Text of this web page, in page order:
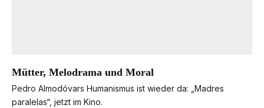
Mütter, Melodrama und Moral
Pedro Almodóvars Humanismus ist wieder da: „Madres
paralelas“, jetzt im Kino.